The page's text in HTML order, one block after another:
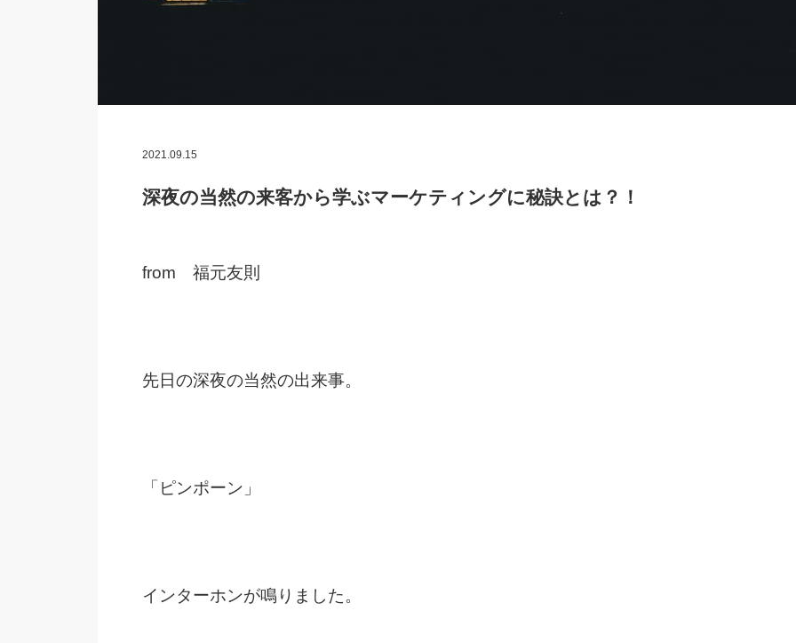
2021.09.15
深夜の当然の来客から学ぶマーケティングに秘訣とは？！
from 福元友則
先日の深夜の当然の出来事。
「ピンポーン」
インターホンが鳴りました。